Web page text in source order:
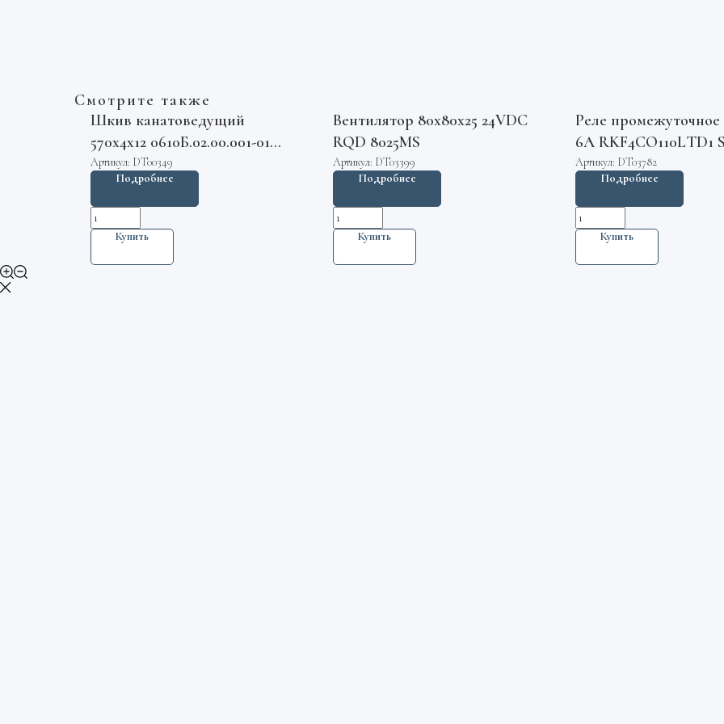
Смотрите также
Шкив канатоведущий
570х4х12 0610Б.02.00.001-01
МЛЗ
Артикул: DT00349
Подробнее
Купить
Вентилятор 80х80х25 24VDC
RQD 8025MS
Артикул: DT03399
Подробнее
Купить
Реле промежуточное
6А RKF4CO110LTD1
Артикул: DT03782
Подробнее
Купить